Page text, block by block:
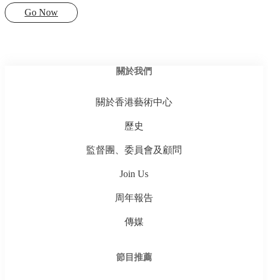
Go Now
關於我們
關於香港藝術中心
歷史
監督團、委員會及顧問
Join Us
周年報告
傳媒
節目推薦